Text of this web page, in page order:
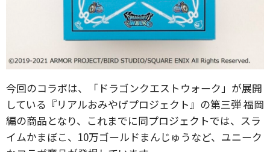
今回のコラボは、「ドラゴンクエストウォーク」が展開
している『リアルおみやげプロジェクト』の第三弾 福岡
編の商品となり、これまでに同プロジェクトでは、スラ
イムかまぼこ、10万ゴールドまんじゅうなど、ユニーク